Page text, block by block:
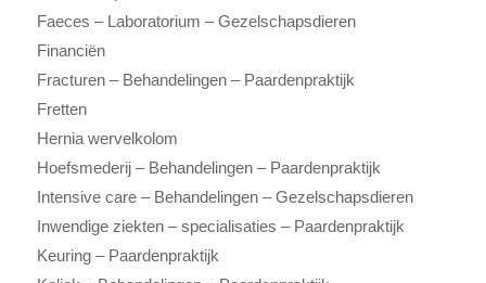
Faeces – Laboratorium – Gezelschapsdieren
Financiën
Fracturen – Behandelingen – Paardenpraktijk
Fretten
Hernia wervelkolom
Hoefsmederij – Behandelingen – Paardenpraktijk
Intensive care – Behandelingen – Gezelschapsdieren
Inwendige ziekten – specialisaties – Paardenpraktijk
Keuring – Paardenpraktijk